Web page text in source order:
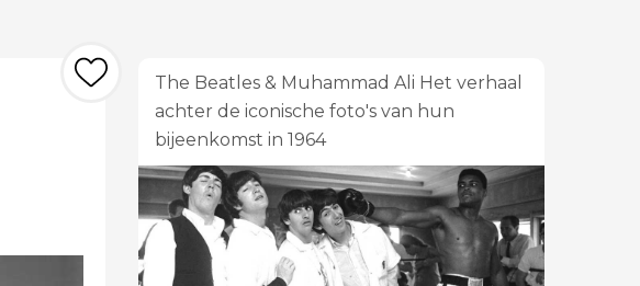
The Beatles & Muhammad Ali Het verhaal
achter de iconische foto's van hun
bijeenkomst in 1964